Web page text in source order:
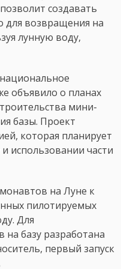
создавать
для возвращения на
лунную воду,
объявило о планах
мини-
базы. Проект
которая планирует
использовании части
на Луне к
пилотируемых
Для
базу разработана
первый запуск